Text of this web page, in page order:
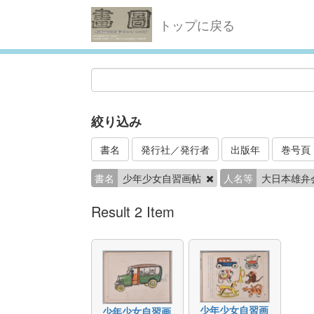
トップに戻る
絞り込み
書名 発行社／発行者 出版年 巻号頁
書名 少年少女自習画帖 人名等 大日本雄
Result 2 Item
少年少女自習画
少年少女自習画